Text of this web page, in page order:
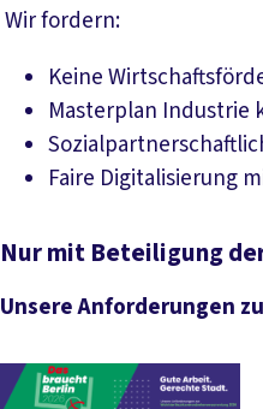
Wir fordern:
Keine
Masterplan
Faire Digitalisierung
Nur mit Beteiligung
Unsere Anforderungen